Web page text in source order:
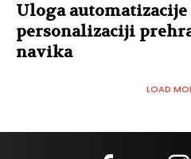
Uloga automatizacije
personalizaciji
navika
LOAD